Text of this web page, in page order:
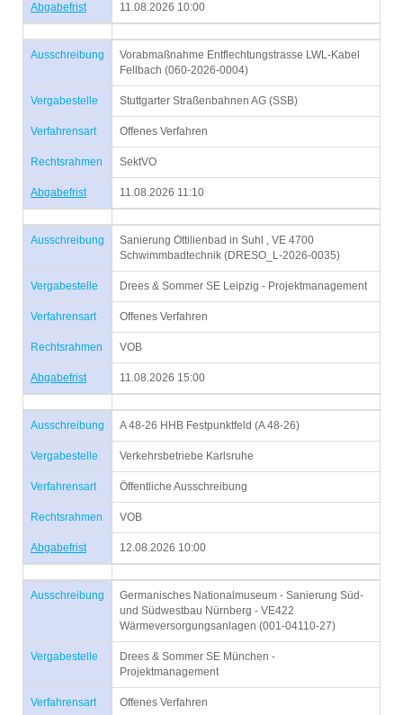
Abgabefrist 11.08.2026 10:00
Ausschreibung
Vorabmaßnahme Entflechtungstrasse LWL-Kabel
Fellbach (060-2026-0004)
Vergabestelle Stuttgarter Straßenbahnen AG (SSB)
Verfahrensart Offenes Verfahren
Rechtsrahmen SektVO
Abgabefrist 11.08.2026 11:10
Ausschreibung
Sanierung Ottilienbad in Suhl , VE 4700
Schwimmbadtechnik (DRESO_L-2026-0035)
Vergabestelle Drees & Sommer SE Leipzig - Projektmanagement
Verfahrensart Offenes Verfahren
Rechtsrahmen VOB
Abgabefrist 11.08.2026 15:00
Ausschreibung A 48-26 HHB Festpunktfeld (A 48-26)
Vergabestelle Verkehrsbetriebe Karlsruhe
Verfahrensart Öffentliche Ausschreibung
Rechtsrahmen VOB
Abgabefrist 12.08.2026 10:00
Ausschreibung
Germanisches Nationalmuseum - Sanierung Süd-
und Südwestbau Nürnberg - VE422
Wärmeversorgungsanlagen (001-04110-27)
Vergabestelle
Drees & Sommer SE München -
Projektmanagement
Verfahrensart Offenes Verfahren